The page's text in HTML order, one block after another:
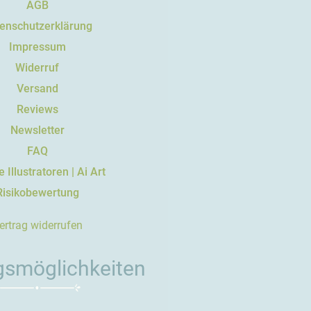
AGB
Impressum
Widerruf
Versand
Reviews
Newsletter
FAQ
Illustratoren | Ai Art
widerrufen